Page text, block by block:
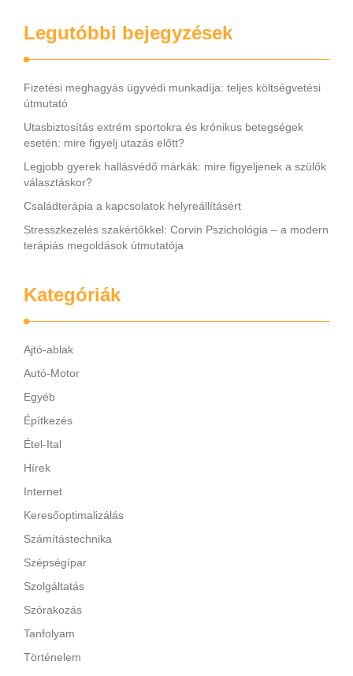
Legutóbbi bejegyzések
Fizetési meghagyás ügyvédi munkadíja: teljes költségvetési
útmutató
Utasbiztosítás extrém sportokra és krónikus betegségek
esetén: mire figyelj utazás előtt?
Legjobb gyerek hallásvédő márkák: mire figyeljenek a szülők
választáskor?
Családterápia a kapcsolatok helyreállításért
Stresszkezelés szakértőkkel: Corvin Pszichológia – a modern
terápiás megoldások útmutatója
Kategóriák
Ajtó-ablak
Autó-Motor
Egyéb
Építkezés
Étel-Ital
Hírek
Internet
Keresőoptimalizálás
Számítástechnika
Szépségípar
Szolgáltatás
Szórakozás
Tanfolyam
Történelem